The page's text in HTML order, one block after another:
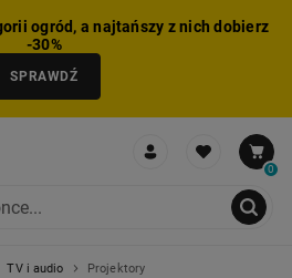
ogród, a najtańszy z nich dobierz
-30%
SPRAWDŹ
0
TV i audio Projektory